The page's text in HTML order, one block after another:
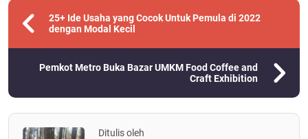
25+ Ide Usaha yang Cocok Untuk Pemula di 2022
dengan Modal Kecil
Pemkot Metro Buka Bazar UMKM Food Coffee and
Craft Exhibition
Ditulis oleh